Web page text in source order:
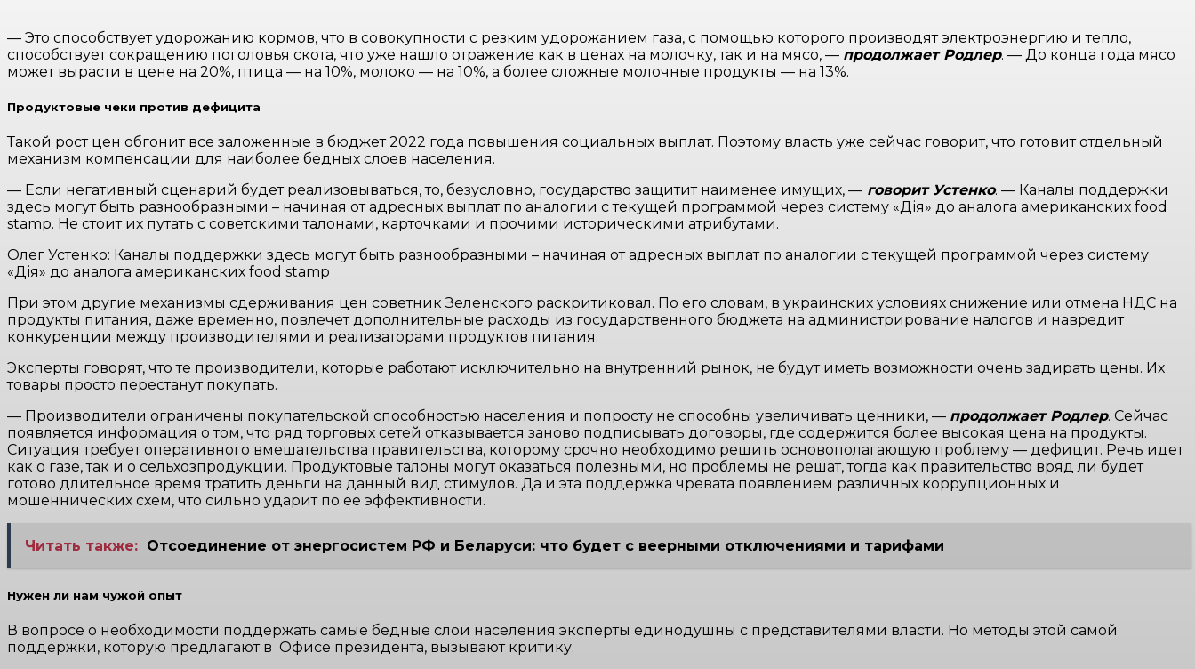
— Это способствует удорожанию кормов, что в совокупности с резким удорожанием газа, с помощью которого производят электроэнергию и тепло,
способствует сокращению поголовья скота, что уже нашло отражение как в ценах на молочку, так и на мясо, — продолжает Родлер. — До конца года мясо
может вырасти в цене на 20%, птица — на 10%, молоко — на 10%, а более сложные молочные продукты — на 13%.
Продуктовые чеки против дефицита
Такой рост цен обгонит все заложенные в бюджет 2022 года повышения социальных выплат. Поэтому власть уже сейчас говорит, что готовит отдельный
механизм компенсации для наиболее бедных слоев населения.
— Если негативный сценарий будет реализовываться, то, безусловно, государство защитит наименее имущих, — говорит Устенко. — Каналы поддержки
здесь могут быть разнообразными – начиная от адресных выплат по аналогии с текущей программой через систему «Дія» до аналога американских food
stamp. Не стоит их путать с советскими талонами, карточками и прочими историческими атрибутами.
Олег Устенко: Каналы поддержки здесь могут быть разнообразными – начиная от адресных выплат по аналогии с текущей программой через систему
«Дія» до аналога американских food stamp
При этом другие механизмы сдерживания цен советник Зеленского раскритиковал. По его словам, в украинских условиях снижение или отмена НДС на
продукты питания, даже временно, повлечет дополнительные расходы из государственного бюджета на администрирование налогов и навредит
конкуренции между производителями и реализаторами продуктов питания.
Эксперты говорят, что те производители, которые работают исключительно на внутренний рынок, не будут иметь возможности очень задирать цены. Их
товары просто перестанут покупать.
— Производители ограничены покупательской способностью населения и попросту не способны увеличивать ценники, — продолжает Родлер. Сейчас
появляется информация о том, что ряд торговых сетей отказывается заново подписывать договоры, где содержится более высокая цена на продукты.
Ситуация требует оперативного вмешательства правительства, которому срочно необходимо решить основополагающую проблему — дефицит. Речь идет
как о газе, так и о сельхозпродукции. Продуктовые талоны могут оказаться полезными, но проблемы не решат, тогда как правительство вряд ли будет
готово длительное время тратить деньги на данный вид стимулов. Да и эта поддержка чревата появлением различных коррупционных и
мошеннических схем, что сильно ударит по ее эффективности.
Читать также: Отсоединение от энергосистем РФ и Беларуси: что будет с веерными отключениями и тарифами
Нужен ли нам чужой опыт
В вопросе о необходимости поддержать самые бедные слои населения эксперты единодушны с представителями власти. Но методы этой самой
поддержки, которую предлагают в Офисе президента, вызывают критику.